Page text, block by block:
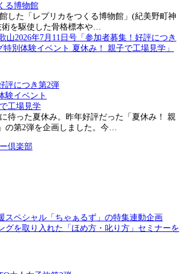
る博物館
した「レプリカをつくる博物館」(紀美野町神
を駆使した骨格標本や…
評につき第2弾
験イベント
工場見学
待った夏休み。昨年好評だった「夏休み！ 親
の第2弾を企画しました。今…
スペシャル「ちゃぁるず」の特集連動企画
グを取り入れた「ほめ方・叱り方」セミナーを